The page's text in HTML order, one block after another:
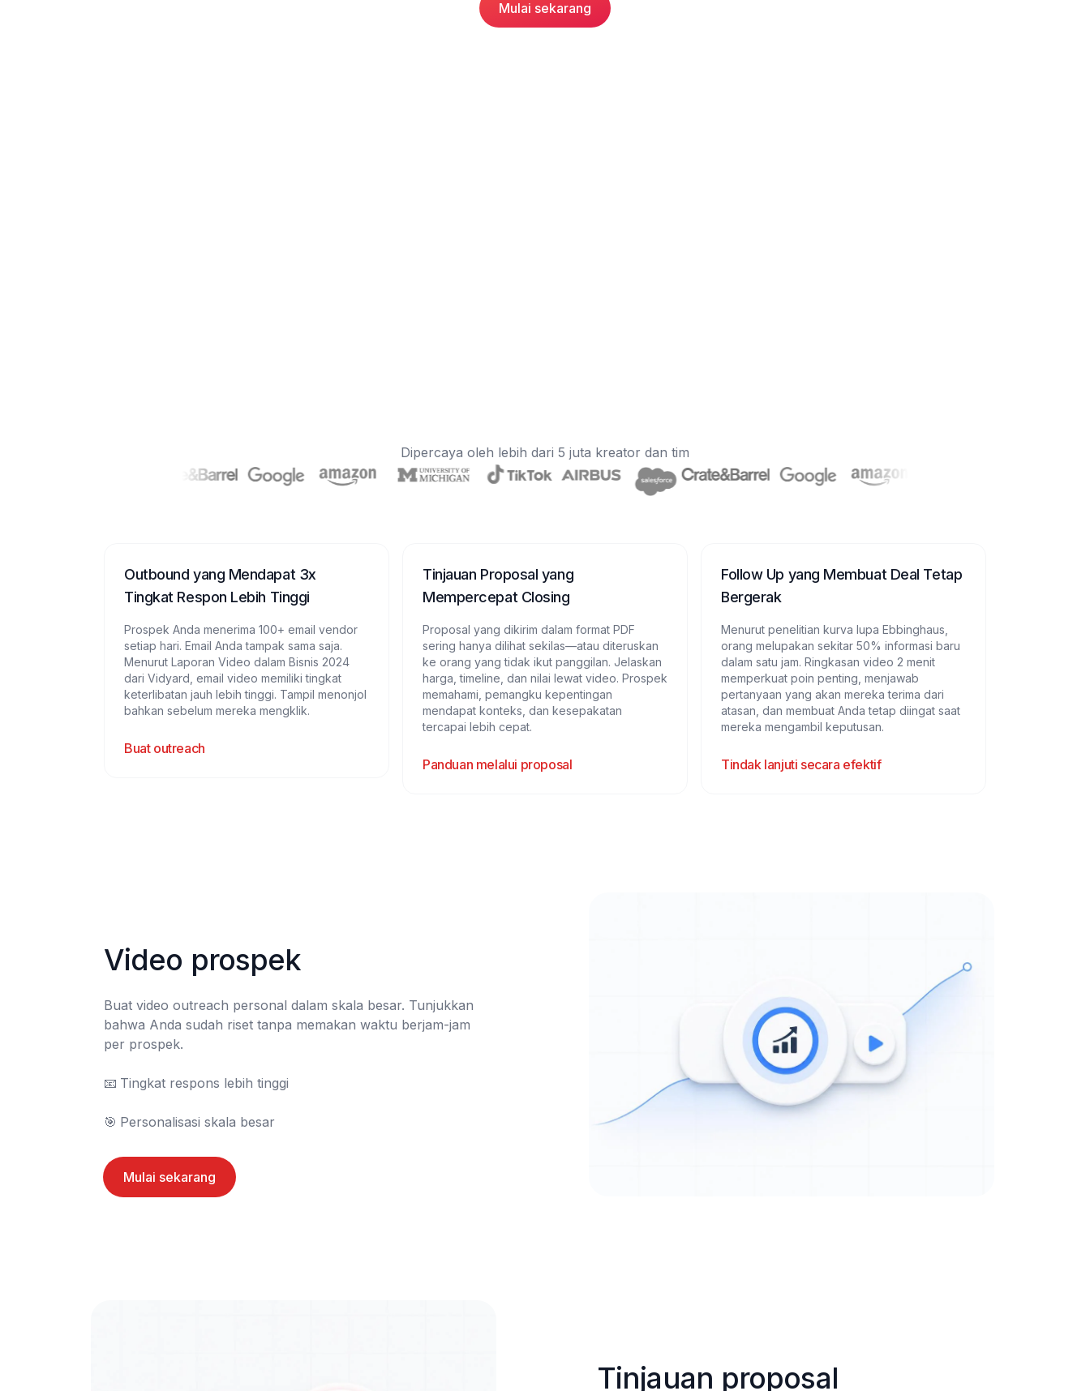
Mulai sekarang
Dipercaya oleh lebih dari 5 juta kreator dan tim
Outbound yang Mendapat 3x
Tingkat Respon Lebih Tinggi
Prospek Anda menerima 100+ email vendor
setiap hari. Email Anda tampak sama saja.
Menurut Laporan Video dalam Bisnis 2024
dari Vidyard, email video memiliki tingkat
keterlibatan jauh lebih tinggi. Tampil menonjol
bahkan sebelum mereka mengklik.
Buat outreach
Tinjauan Proposal yang
Mempercepat Closing
Proposal yang dikirim dalam format PDF
sering hanya dilihat sekilas—atau diteruskan
ke orang yang tidak ikut panggilan. Jelaskan
harga, timeline, dan nilai lewat video. Prospek
memahami, pemangku kepentingan
mendapat konteks, dan kesepakatan
tercapai lebih cepat.
Panduan melalui proposal
Follow Up yang Membuat Deal Tetap
Bergerak
Menurut penelitian kurva lupa Ebbinghaus,
orang melupakan sekitar 50% informasi baru
dalam satu jam. Ringkasan video 2 menit
memperkuat poin penting, menjawab
pertanyaan yang akan mereka terima dari
atasan, dan membuat Anda tetap diingat saat
mereka mengambil keputusan.
Tindak lanjuti secara efektif
Video prospek
Buat video outreach personal dalam skala besar. Tunjukkan
bahwa Anda sudah riset tanpa memakan waktu berjam-jam
per prospek.
📧	Tingkat respons lebih tinggi
🎯	Personalisasi skala besar
Mulai sekarang
Tinjauan proposal